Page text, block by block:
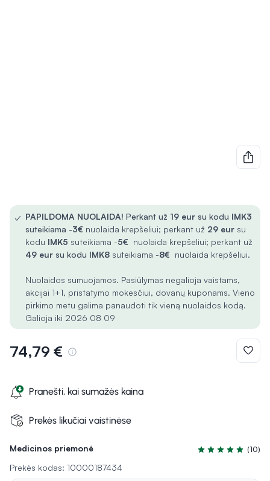
Medicinos priemonė
Įvertinimas 5.0 iš
(10)
Prekės kodas: 10000187434
✓ PAPILDOMA NUOLAIDA! Perkant už 19 eur su kodu IMK3
suteikiama -3€ nuolaida krepšeliui; perkant už 29 eur su
kodu IMK5 suteikiama -5€ nuolaida krepšeliui; perkant už
49 eur su kodu IMK8 suteikiama -8€ nuolaida krepšeliui.
Nuolaidos sumuojamos. Pasiūlymas negalioja vaistams,
akcijai 1+1, pristatymo mokesčiui, dovanų kuponams. Vieno
pirkimo metu galima panaudoti tik vieną nuolaidos kodą.
Galioja iki 2026 08 09
74,79 €
Pranešti, kai sumažės kaina
Prekės likučiai vaistinėse